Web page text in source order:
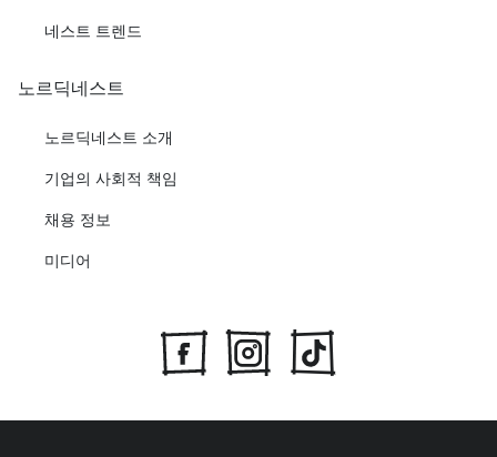
네스트 트렌드
노르딕네스트
노르딕네스트 소개
기업의 사회적 책임
채용 정보
미디어